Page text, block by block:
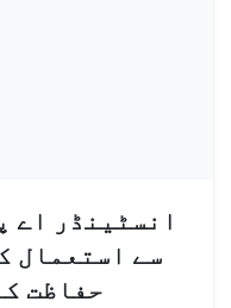
انسٹینڈر اے
سے استعمال
حفاظت